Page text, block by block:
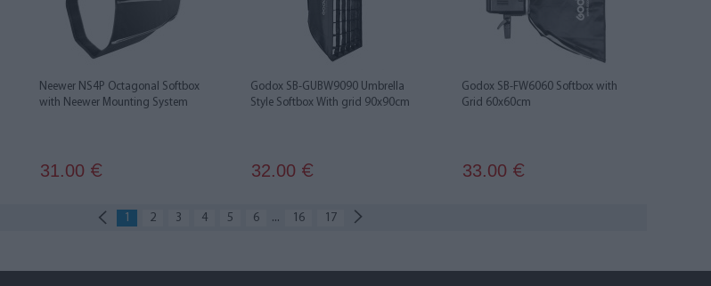
Neewer NS4P Octagonal Softbox
with Neewer Mounting System
31.00 €
Godox SB-GUBW9090 Umbrella
Style Softbox With grid 90x90cm
32.00 €
Godox SB-FW6060 Softbox with
Grid 60x60cm
33.00 €
1 2 3 4 5 6 ... 16 17